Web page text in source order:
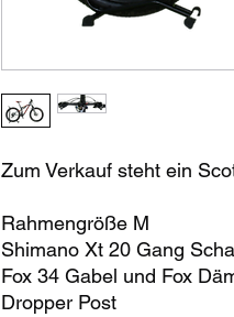
Zum Verkauf steht ein
Rahmengröße M
Shimano Xt 20 Gang
Fox 34 Gabel und Fox
Dropper Post